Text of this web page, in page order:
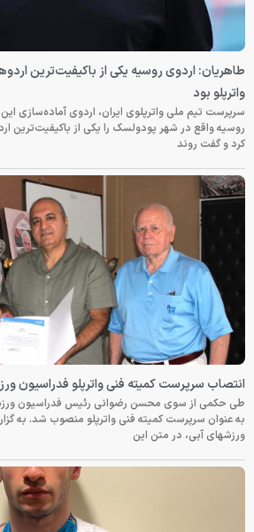
طاهریان: اردوی روسیه یکی از باکیفیت‌ترین
واترپلو بود
سرپرست تیم ملی واترپلوی ایران، اردوی آماده‌سازی
روسیه واقع در شهر پودولسک را یکی از باکیفیت‌ترین
کرد و گفت روند
انتصاب سرپرست کمیته فنی واترپلو فدراسیون
طی حکمی از سوی محسن رضوانی رئیس فدراسیون
به عنوان سرپرست کمیته فنی واترپلو منصوب شد. به
ورزشهای آبی، در متن این